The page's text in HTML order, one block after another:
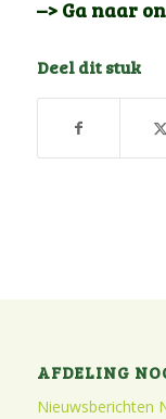
–> Ga naar
Deel dit stuk
AFDELING
Nieuwsberichten